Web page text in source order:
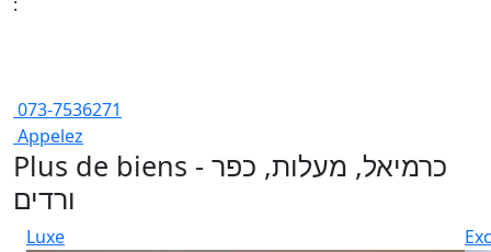
073-7536271
Appelez
Plus de biens - כרמיאל, מעלות, כפר
ורדים
Luxe